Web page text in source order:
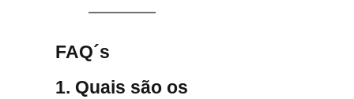
FAQ´s
1. Quais são os